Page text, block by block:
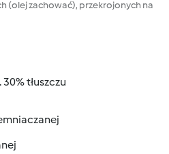
(olej zachować), przekrojonych na
tłuszczu